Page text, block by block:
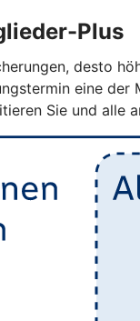
Plus
desto
eine
Sie und alle